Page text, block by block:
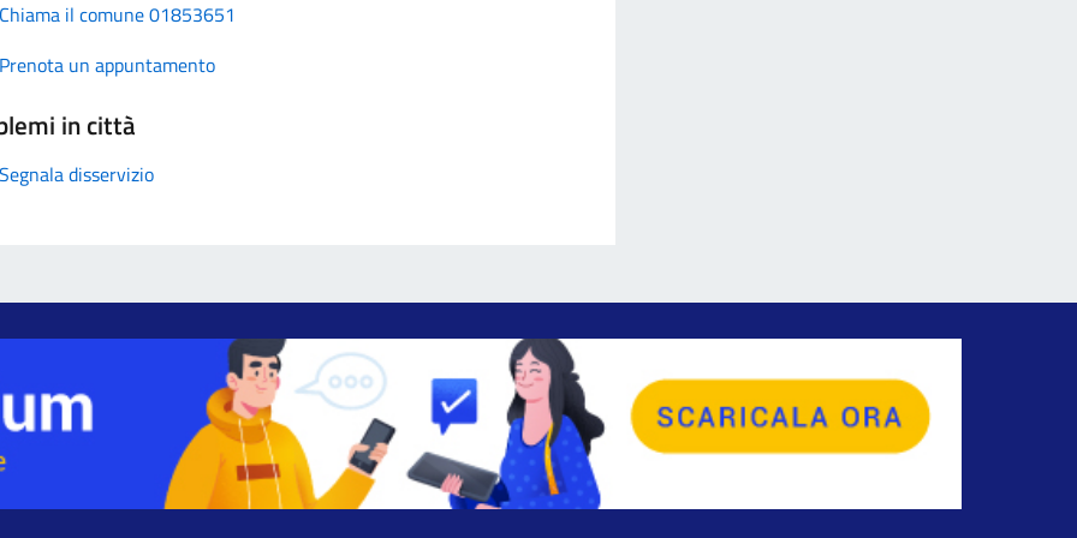
Chiama il comune 01853651
Prenota un appuntamento
in città
Segnala disservizio